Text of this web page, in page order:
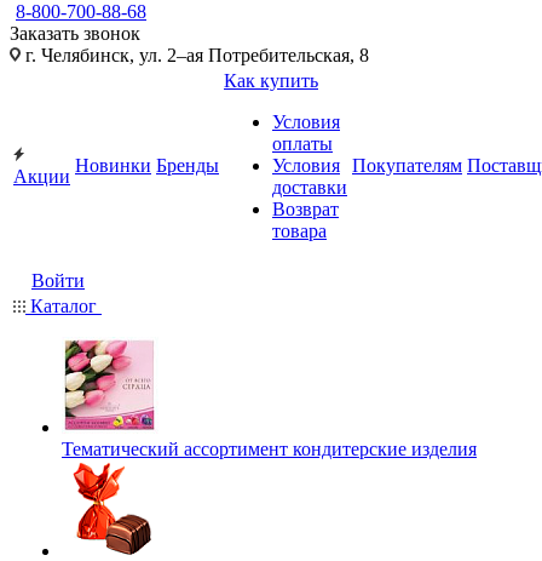
8-800-700-88-68
Заказать звонок
г. Челябинск, ул. 2–ая Потребительская, 8
Акции
Новинки Бренды
Как купить
Условия
оплаты
Условия
доставки
Возврат
товара
Покупателям
Войти
Каталог
Тематический ассортимент кондитерские изделия